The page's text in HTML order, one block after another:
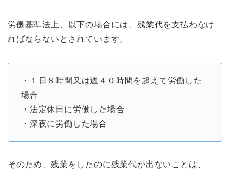
労働基準法上、以下の場合には、残業代を支払わなけ
ればならないとされています。
・１日８時間又は週４０時間を超えて労働した
場合
・法定休日に労働した場合
・深夜に労働した場合
そのため、残業をしたのに残業代が出ないことは、